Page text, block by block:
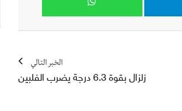
الخبر التالي
زلزال بقوة 6.3 درجة يضرب الفلبين